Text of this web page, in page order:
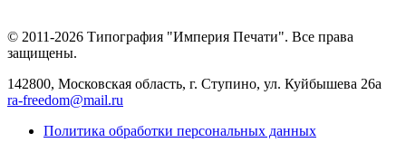
© 2011-2026 Типография "Империя Печати". Все права
защищены.
142800, Московская область, г. Ступино, ул. Куйбышева 26а
ra-freedom@mail.ru
Политика обработки персональных данных